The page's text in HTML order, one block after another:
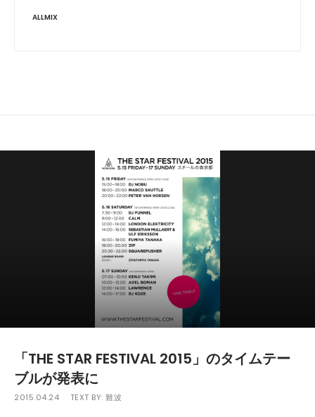
ALLMIX
「THE STAR FESTIVAL 2015」のタイムテー
ブルが発表に
2015.04.24 TEXT BY:難波